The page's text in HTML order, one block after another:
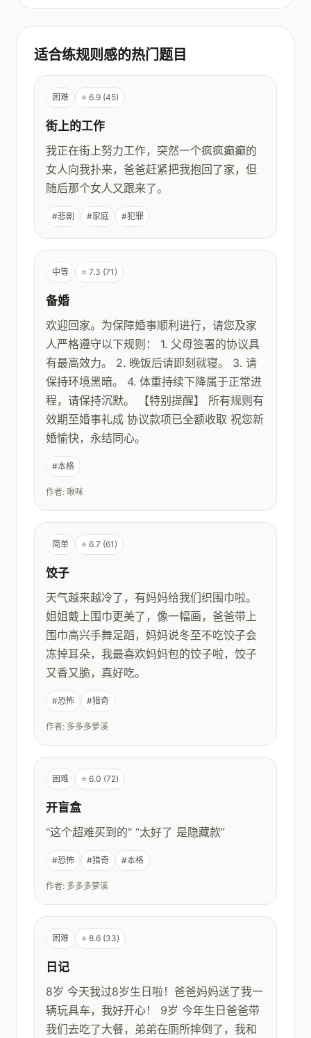
适合练规则感的热门题目
困难 ⭐ 6.9 (45)
街上的工作
我正在街上努力工作，突然一个疯疯癫癫的
女人向我扑来，爸爸赶紧把我抱回了家，但
随后那个女人又跟来了。
#悲剧 #家庭 #犯罪
中等 ⭐ 7.3 (71)
备婚
欢迎回家。为保障婚事顺利进行，请您及家
人严格遵守以下规则： 1. 父母签署的协议具
有最高效力。 2. 晚饭后请即刻就寝。 3. 请
保持环境黑暗。 4. 体重持续下降属于正常进
程，请保持沉默。 【特别提醒】 所有规则有
效期至婚事礼成 协议款项已全额收取 祝您新
婚愉快，永结同心。
#本格
作者: 啾咪
简单 ⭐ 6.7 (61)
饺子
天气越来越冷了，有妈妈给我们织围巾啦。
姐姐戴上围巾更美了，像一幅画，爸爸带上
围巾高兴手舞足蹈，妈妈说冬至不吃饺子会
冻掉耳朵，我最喜欢妈妈包的饺子啦，饺子
又香又脆，真好吃。
#恐怖 #猎奇
作者: 多多多萝溪
困难 ⭐ 6.0 (72)
开盲盒
"这个超难买到的" “太好了 是隐藏款”
#恐怖 #猎奇 #本格
作者: 多多多萝溪
困难 ⭐ 8.6 (33)
日记
8岁 今天我过8岁生日啦！爸爸妈妈送了我一
辆玩具车，我好开心！ 9岁 今年生日爸爸带
我们去吃了大餐，弟弟在厕所摔倒了，我和